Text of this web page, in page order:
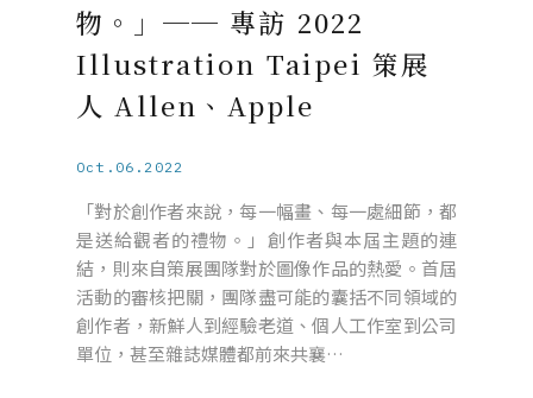
物。」── 專訪 2022
Illustration Taipei 策展
人 Allen、Apple
Oct.06.2022
「對於創作者來說，每一幅畫、每一處細節，都
是送給觀者的禮物。」創作者與本屆主題的連
結，則來自策展團隊對於圖像作品的熱愛。首屆
活動的審核把關，團隊盡可能的囊括不同領域的
創作者，新鮮人到經驗老道、個人工作室到公司
單位，甚至雜誌媒體都前來共襄…